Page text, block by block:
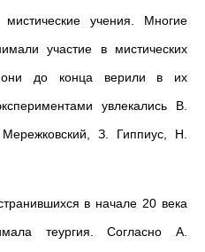
учения. Многие
участие в мистических
до конца верили в их
увлекались В.
З. Гиппиус, Н.
в начале 20 века
теургия. Согласно А.